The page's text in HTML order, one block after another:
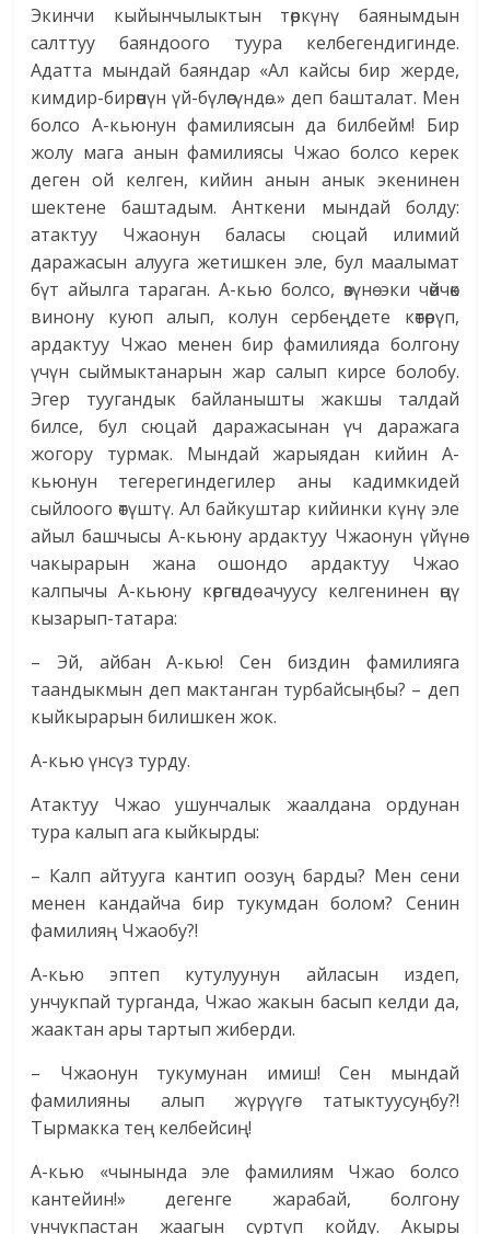
Экинчи кыйынчылыктын төркүнү баянымдын
салттуу баяндоого туура келбегендигинде.
Адатта мындай баяндар «Ал кайсы бир жерде,
кимдир-бирөөнүн үй-бүлөсүндө…» деп башталат. Мен
болсо А-кьюнун фамилиясын да билбейм! Бир
жолу мага анын фамилиясы Чжао болсо керек
деген ой келген, кийин анын анык экенинен
шектене баштадым. Анткени мындай болду:
атактуу Чжаонун баласы сюцай илимий
даражасын алууга жетишкен эле, бул маалымат
бүт айылга тараган. А-кью болсо, өзүнө эки чөйчөк
винону куюп алып, колун сербеңдете көтөрүп,
ардактуу Чжао менен бир фамилияда болгону
үчүн сыймыктанарын жар салып кирсе болобу.
Эгер туугандык байланышты жакшы талдай
билсе, бул сюцай даражасынан үч даражага
жогору турмак. Мындай жарыядан кийин А-
кьюнун тегерегиндегилер аны кадимкидей
сыйлоого өтүштү. Ал байкуштар кийинки күнү эле
айыл башчысы А-кьюну ардактуу Чжаонун үйүнө
чакырарын жана ошондо ардактуу Чжао
калпычы А-кьюну көргөндө ачуусу келгенинен өңү
кызарып-татара:
– Эй, айбан А-кью! Сен биздин фамилияга
таандыкмын деп мактанган турбайсыңбы? – деп
кыйкырарын билишкен жок.
А-кью үнсүз турду.
Атактуу Чжао ушунчалык жаалдана ордунан
тура калып ага кыйкырды:
– Калп айтууга кантип оозуң барды? Мен сени
менен кандайча бир тукумдан болом? Сенин
фамилияң Чжаобу?!
А-кью эптеп кутулуунун айласын издеп,
унчукпай турганда, Чжао жакын басып келди да,
жаактан ары тартып жиберди.
– Чжаонун тукумунан имиш! Сен мындай
фамилияны алып жүрүүгө татыктуусуңбу?!
Тырмакка тең келбейсиң!
А-кью «чынында эле фамилиям Чжао болсо
кантейин!» дегенге жарабай, болгону
унчукпастан жаагын сүртүп койду. Акыры